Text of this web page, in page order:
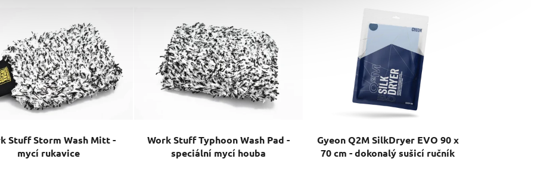
Stuff Storm Wash Mitt -
mycí rukavice
Work Stuff Typhoon Wash Pad -
speciální mycí houba
Gyeon Q2M SilkDryer EVO 90 x
70 cm - dokonalý sušicí ručník